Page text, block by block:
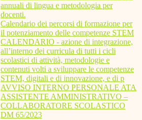
annuali di lingua e metodologia per
docenti.
Calendario dei percorsi di formazione per
il potenziamento delle competenze STEM
CALENDARIO - azione di integrazione,
all’interno dei curricula di tutti i cicli
scolastici di attività, metodologie e
contenuti volti a sviluppare le competenze
STEM, digitali e di innovazione, e di p
AVVISO INTERNO PERSONALE ATA
ASSISTENTE AMMINISTRATIVO –
COLLABORATORE SCOLASTICO
DM 65/2023